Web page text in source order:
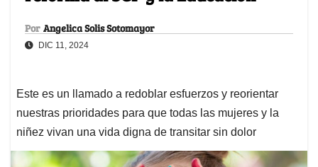
Por Angelica Solis Sotomayor
DIC 11, 2024
Este es un llamado a redoblar esfuerzos y reorientar
nuestras prioridades para que todas las mujeres y la
niñez vivan una vida digna de transitar sin dolor